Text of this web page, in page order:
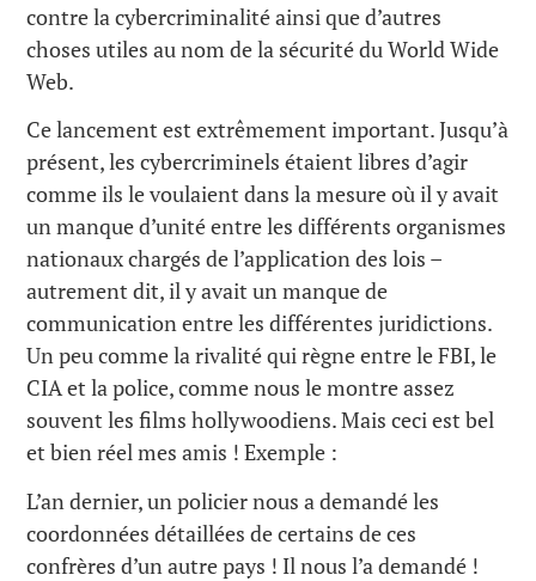
contre la cybercriminalité ainsi que d’autres
choses utiles au nom de la sécurité du World Wide
Web.
Ce lancement est extrêmement important. Jusqu’à
présent, les cybercriminels étaient libres d’agir
comme ils le voulaient dans la mesure où il y avait
un manque d’unité entre les différents organismes
nationaux chargés de l’application des lois –
autrement dit, il y avait un manque de
communication entre les différentes juridictions.
Un peu comme la rivalité qui règne entre le FBI, le
CIA et la police, comme nous le montre assez
souvent les films hollywoodiens. Mais ceci est bel
et bien réel mes amis ! Exemple :
L’an dernier, un policier nous a demandé les
coordonnées détaillées de certains de ces
confrères d’un autre pays ! Il nous l’a demandé !